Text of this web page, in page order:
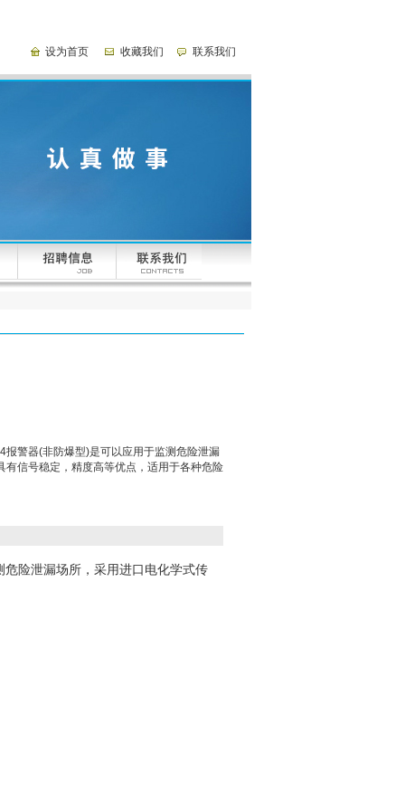
设为首页 收藏我们 联系我们
报警器(非防爆型)是可以应用于监测危险泄漏
有信号稳定，精度高等优点，适用于各种危险
险泄漏场所，采用进口电化学式传